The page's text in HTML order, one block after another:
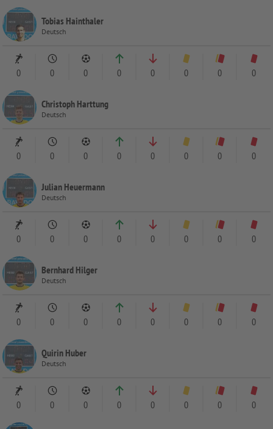
Tobias Hainthaler
Deutsch
0 0 0 0 0 0 0 0
Christoph Harttung
Deutsch
0 0 0 0 0 0 0 0
Julian Heuermann
Deutsch
0 0 0 0 0 0 0 0
Bernhard Hilger
Deutsch
0 0 0 0 0 0 0 0
Quirin Huber
Deutsch
0 0 0 0 0 0 0 0